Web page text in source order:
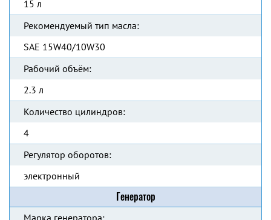
15 л
Рекомендуемый тип масла:
SAE 15W40/10W30
Рабочий объём:
2.3 л
Количество цилиндров:
4
Регулятор оборотов:
электронный
Генератор
Марка генератора: